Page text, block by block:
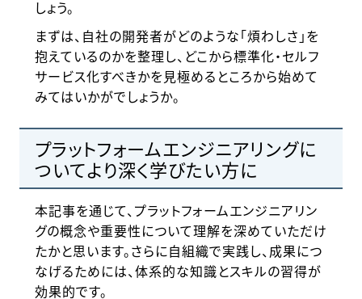
しょう。
まずは、自社の開発者がどのような「煩わしさ」を
抱えているのかを整理し、どこから標準化・セルフ
サービス化すべきかを見極めるところから始めて
みてはいかがでしょうか。
プラットフォームエンジニアリングに
ついてより深く学びたい方に
本記事を通じて、プラットフォームエンジニアリン
グの概念や重要性について理解を深めていただけ
たかと思います。さらに自組織で実践し、成果につ
なげるためには、体系的な知識とスキルの習得が
効果的です。